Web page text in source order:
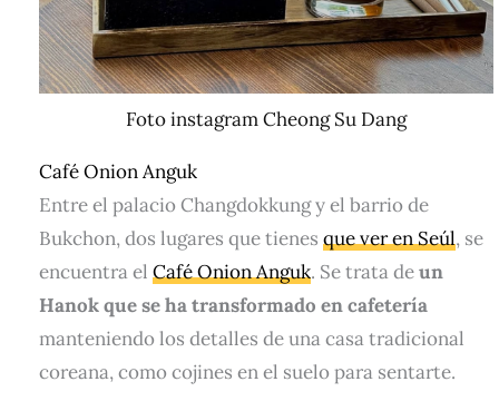
Foto instagram Cheong Su Dang
Café Onion Anguk
Entre el palacio Changdokkung y el barrio de
Bukchon, dos lugares que tienes que ver en Seúl, se
encuentra el Café Onion Anguk. Se trata deun
Hanok que se ha transformado en cafetería
manteniendo los detalles de una casa tradicional
coreana, como cojines en el suelo para sentarte.